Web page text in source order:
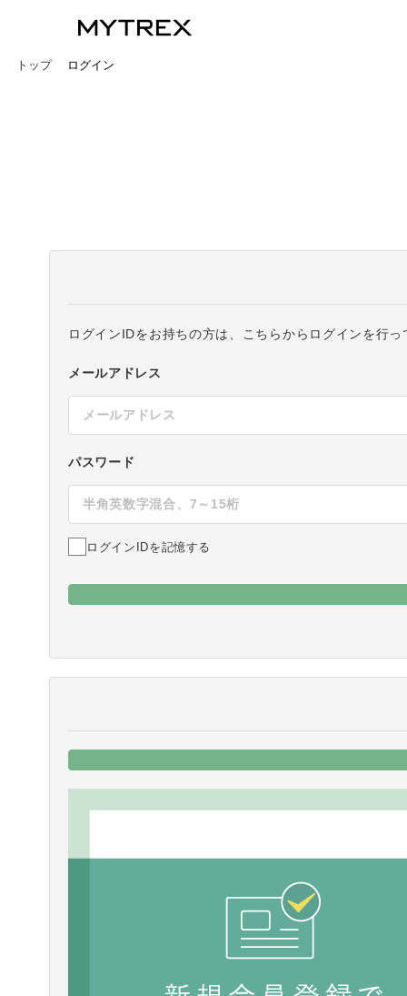
トップ ログイン
ログインIDをお持ちの方は、こちらからログインを行っ
メールアドレス
パスワード
ログインIDを記憶する